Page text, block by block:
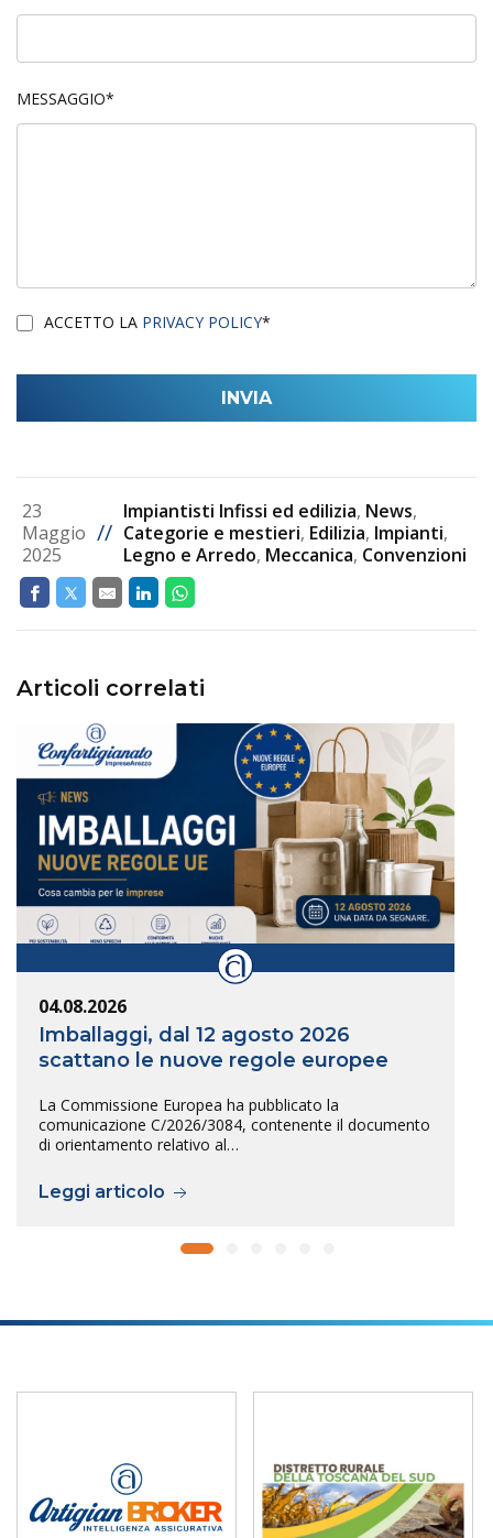
MESSAGGIO*
ACCETTO LA PRIVACY POLICY*
23
Maggio
2025
//
Impiantisti Infissi ed edilizia, News,
Categorie e mestieri, Edilizia, Impianti,
Legno e Arredo, Meccanica, Convenzioni
Articoli correlati
04.08.2026
Imballaggi, dal 12 agosto 2026
scattano le nuove regole europee
La Commissione Europea ha pubblicato la
comunicazione C/2026/3084, contenente il documento
di orientamento relativo al…
Leggi articolo